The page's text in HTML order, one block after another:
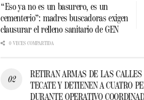
“Eso ya no es un basurero, es un
cementerio”: madres buscadoras exigen
clausurar el relleno sanitario de GEN
0 VECES COMPARTIDA
RETIRAN ARMAS DE LAS CALLES
TECATE Y DETIENEN A CUATRO
DURANTE OPERATIVO